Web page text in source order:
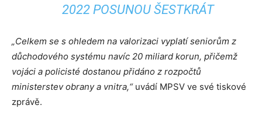
2022 POSUNOU ŠESTKRÁT
„Celkem se s ohledem na valorizaci vyplatí seniorům z
důchodového systému navíc 20 miliard korun, přičemž
vojáci a policisté dostanou přidáno z rozpočtů
ministerstev obrany a vnitra,“ uvádí MPSV ve své tiskové
zprávě.